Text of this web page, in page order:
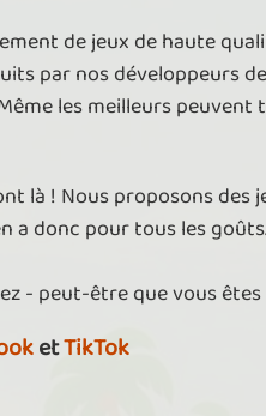
de jeux de haute
par nos développeurs
les meilleurs
là ! Nous proposons
a donc pour tous les
- peut-être que vous
etTikTok